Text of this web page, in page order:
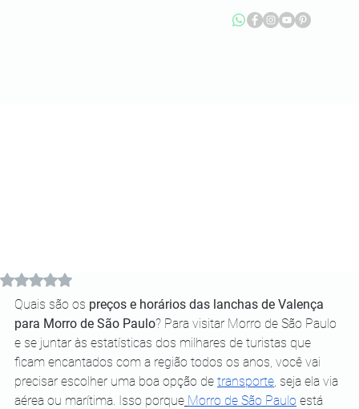
Avaliado com NaN de 5 estrelas.
Quais são os preços e horários das lanchas de Valença
para Morro de São Paulo? Para visitar Morro de São Paulo
e se juntar às estatísticas dos milhares de turistas que
ficam encantados com a região todos os anos, você vai
precisar escolher uma boa opção de transporte, seja ela via
aérea ou marítima. Isso porque Morro de São Paulo está